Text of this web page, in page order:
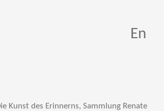
En
Kunst des Erinnerns, Sammlung Renate